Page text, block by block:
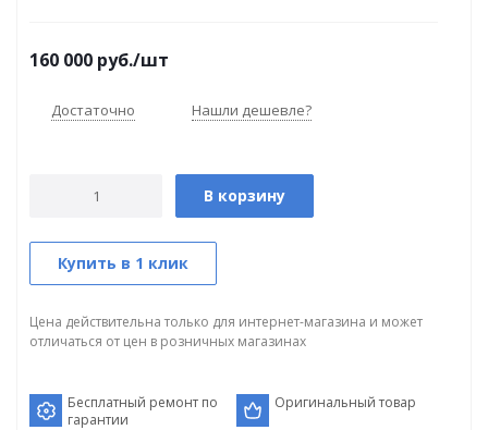
160 000 руб./шт
Достаточно Нашли дешевле?
В корзину
Купить в 1 клик
Цена действительна только для интернет-магазина и может
отличаться от цен в розничных магазинах
Бесплатный ремонт по
гарантии
Оригинальный товар